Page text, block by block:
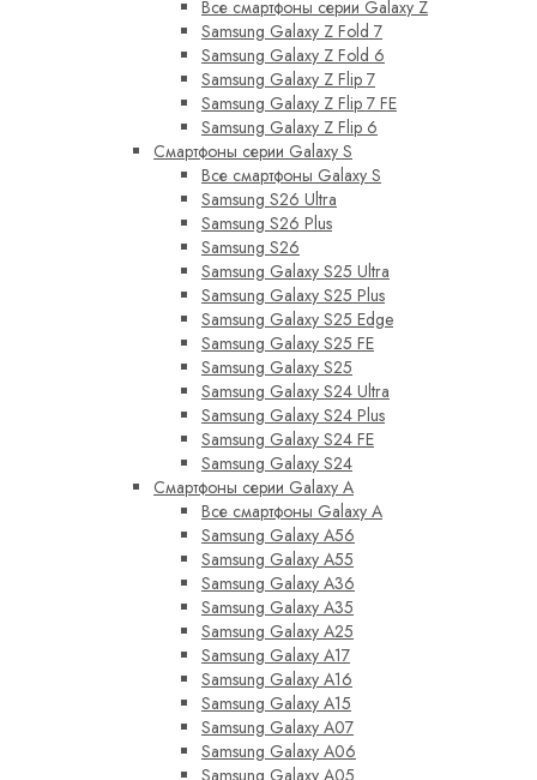
Все смартфоны серии Galaxy Z
Samsung Galaxy Z Fold 7
Samsung Galaxy Z Fold 6
Samsung Galaxy Z Flip 7
Samsung Galaxy Z Flip 7 FE
Samsung Galaxy Z Flip 6
Смартфоны серии Galaxy S
Все смартфоны Galaxy S
Samsung S26 Ultra
Samsung S26 Plus
Samsung S26
Samsung Galaxy S25 Ultra
Samsung Galaxy S25 Plus
Samsung Galaxy S25 Edge
Samsung Galaxy S25 FE
Samsung Galaxy S25
Samsung Galaxy S24 Ultra
Samsung Galaxy S24 Plus
Samsung Galaxy S24 FE
Samsung Galaxy S24
Смартфоны серии Galaxy A
Все смартфоны Galaxy A
Samsung Galaxy A56
Samsung Galaxy A55
Samsung Galaxy A36
Samsung Galaxy A35
Samsung Galaxy A25
Samsung Galaxy A17
Samsung Galaxy A16
Samsung Galaxy A15
Samsung Galaxy A07
Samsung Galaxy A06